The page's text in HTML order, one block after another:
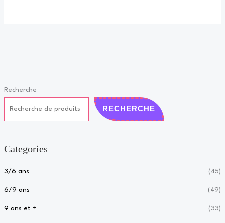
Recherche
RECHERCHE
Categories
3/6 ans (45)
6/9 ans (49)
9 ans et + (33)